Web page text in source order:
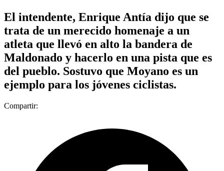
El intendente, Enrique Antía dijo que se
trata de un merecido homenaje a un
atleta que llevó en alto la bandera de
Maldonado y hacerlo en una pista que es
del pueblo. Sostuvo que Moyano es un
ejemplo para los jóvenes ciclistas.
Compartir: